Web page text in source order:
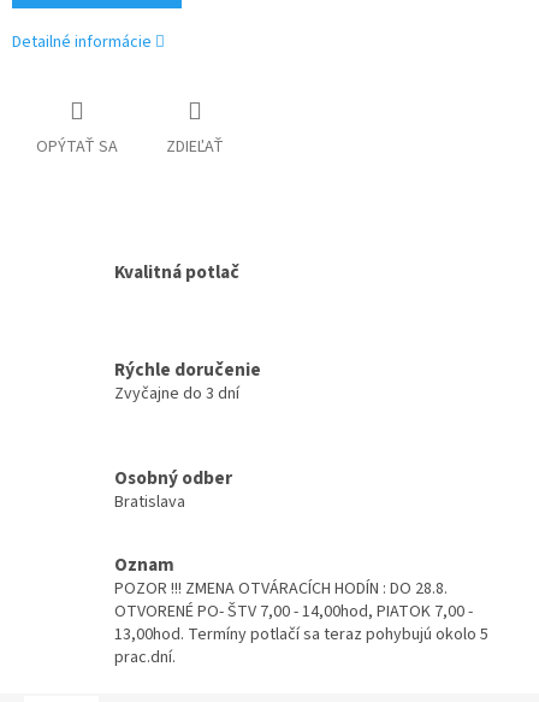
Detailné informácie
OPÝTAŤ SA ZDIEĽAŤ
Kvalitná potlač
Rýchle doručenie
Zvyčajne do 3 dní
Osobný odber
Bratislava
Oznam
POZOR !!! ZMENA OTVÁRACÍCH HODÍN : DO 28.8.
OTVORENÉ PO- ŠTV 7,00 - 14,00hod, PIATOK 7,00 -
13,00hod. Termíny potlačí sa teraz pohybujú okolo 5
prac.dní.